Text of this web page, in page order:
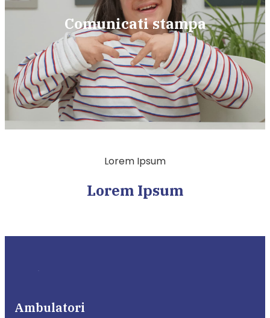
Comunicati stampa
Lorem Ipsum
Lorem Ipsum
Ambulatori